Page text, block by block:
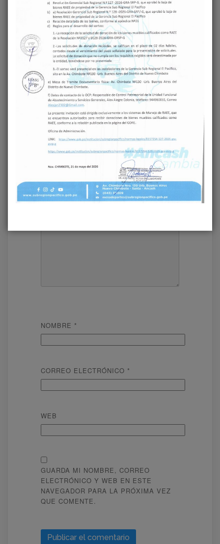
𝐄𝐋 𝐒𝐄𝐂𝐓𝐎𝐑
𝐂𝐇𝐈𝐌𝐁𝐎𝐓𝐄
Deja una respuesta
Tu dirección de correo electrónico no será
publicada. Los campos obligatorios están
COMENTARIO*
NOMBRE *
CORREO ELECTRÓNICO *
WEB
GUARDA MI NOMBRE, CORREO
ELECTRÓNICO Y WEB EN ESTE
NAVEGADOR PARA LA PRÓXIMA VEZ
QUE COMENTE.